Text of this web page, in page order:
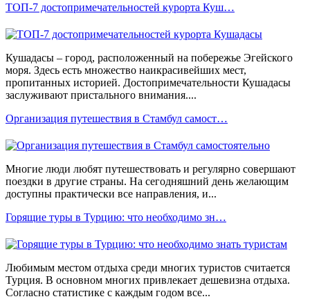
ТОП-7 достопримечательностей курорта Куш…
Кушадасы – город, расположенный на побережье Эгейского
моря. Здесь есть множество наикрасивейших мест,
пропитанных историей. Достопримечательности Кушадасы
заслуживают пристального внимания....
Организация путешествия в Стамбул самост…
Многие люди любят путешествовать и регулярно совершают
поездки в другие страны. На сегодняшний день желающим
доступны практически все направления, и...
Горящие туры в Турцию: что необходимо зн…
Любимым местом отдыха среди многих туристов считается
Турция. В основном многих привлекает дешевизна отдыха.
Согласно статистике с каждым годом все...